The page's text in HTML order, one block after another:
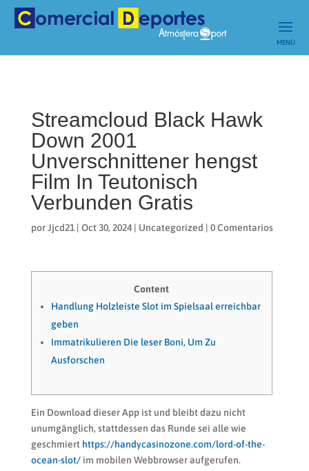
Streamcloud Black Hawk
Down 2001
Unverschnittener hengst
Film In Teutonisch
Verbunden Gratis
porJjcd21| Oct 30, 2024| Uncategorized | 0 Comentarios
Content
Handlung Holzleiste Slot im Spielsaal erreichbar
geben
Immatrikulieren Die leser Boni, Um Zu
Ausforschen
Ein Download dieser App ist und bleibt dazu nicht
unumgänglich, stattdessen das Runde sei alle wie
geschmiert https://handycasinozone.com/lord-of-the-
ocean-slot/im mobilen Webbrowser aufgerufen.